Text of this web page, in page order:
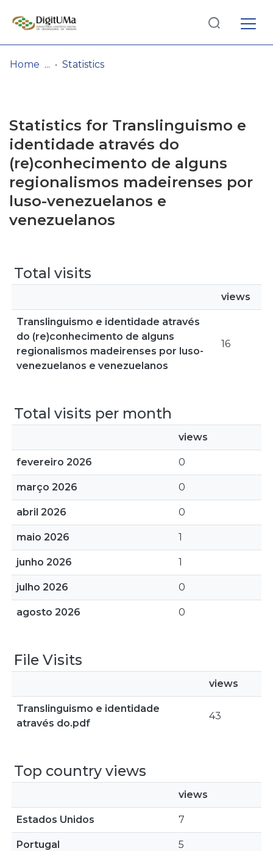
Browse repository
Entities
Log
In(current)
Home Statistics
Statistics for Translinguismo e
identidade através do
(re)conhecimento de alguns
regionalismos madeirenses por
luso-venezuelanos e
venezuelanos
Total visits
views
Translinguismo e identidade através
do (re)conhecimento de alguns
regionalismos madeirenses por luso-
venezuelanos e venezuelanos
16
Total visits per month
views
fevereiro 2026 0
março 2026 0
abril 2026 0
maio 2026 1
junho 2026 1
julho 2026 0
agosto 2026 0
File Visits
views
Translinguismo e identidade
através do.pdf
43
Top country views
views
Estados Unidos 7
Portugal 5